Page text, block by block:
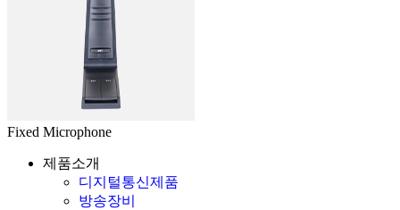
Fixed Microphone
제품소개
디지털통신제품
방송장비